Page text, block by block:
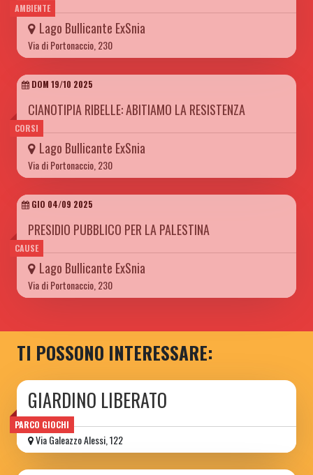
AMBIENTE
Lago Bullicante ExSnia
Via di Portonaccio, 230
CORSI
DOM 19/10 2025
CIANOTIPIA RIBELLE: ABITIAMO LA RESISTENZA
Lago Bullicante ExSnia
Via di Portonaccio, 230
CAUSE
GIO 04/09 2025
PRESIDIO PUBBLICO PER LA PALESTINA
Lago Bullicante ExSnia
Via di Portonaccio, 230
TI POSSONO INTERESSARE:
PARCO GIOCHI
GIARDINO LIBERATO
Via Galeazzo Alessi, 122